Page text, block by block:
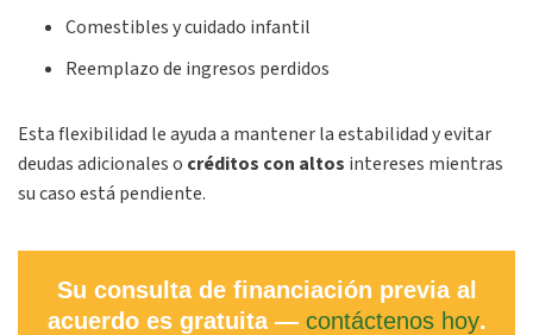
Comestibles y cuidado infantil
Reemplazo de ingresos perdidos
Esta flexibilidad le ayuda a mantener la estabilidad y evitar
deudas adicionales o créditos con altos intereses mientras
su caso está pendiente.
Su consulta de financiación previa al
acuerdo es gratuita — contáctenos hoy.